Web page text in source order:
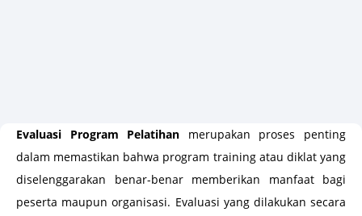
Evaluasi Program Pelatihan merupakan proses penting
dalam memastikan bahwa program training atau diklat yang
diselenggarakan benar-benar memberikan manfaat bagi
peserta maupun organisasi. Evaluasi yang dilakukan secara